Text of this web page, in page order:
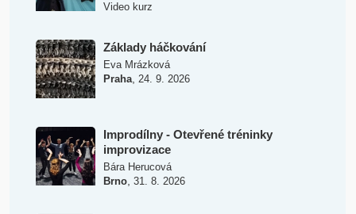
Video kurz
Základy háčkování
Eva Mrázková
Praha, 24. 9. 2026
Improdílny - Otevřené tréninky
improvizace
Bára Herucová
Brno, 31. 8. 2026